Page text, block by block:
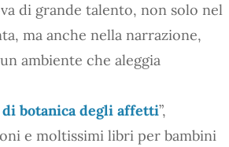
di grande talento, non solo nel
ma anche nella narrazione,
ambiente che aleggia
botanica degli affetti”,
e moltissimi libri per bambini